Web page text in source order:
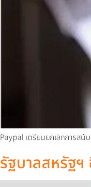
Paypal เตรียมยกเลิกการส
รัฐบาลสหรัฐฯ